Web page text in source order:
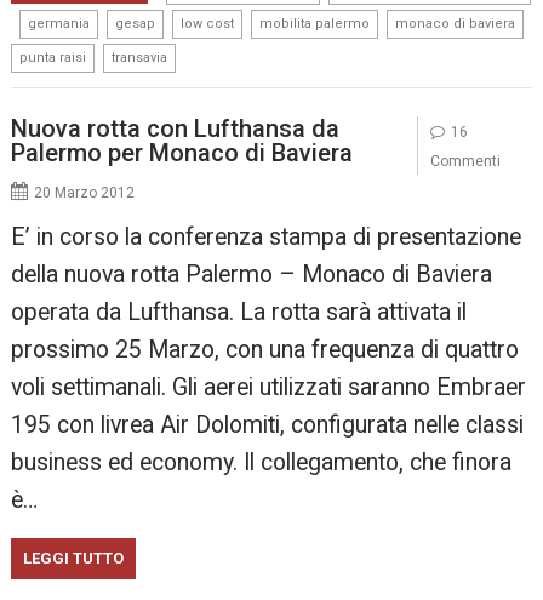
germania gesap low cost mobilita palermo monaco di baviera
punta raisi transavia
Nuova rotta con Lufthansa da
Palermo per Monaco di Baviera
20 Marzo 2012
E’ in corso la conferenza stampa di presentazione
della nuova rotta Palermo – Monaco di Baviera
operata da Lufthansa. La rotta sarà attivata il
prossimo 25 Marzo, con una frequenza di quattro
voli settimanali. Gli aerei utilizzati saranno Embraer
195 con livrea Air Dolomiti, configurata nelle classi
business ed economy. Il collegamento, che finora
è…
LEGGI TUTTO
16
Commenti